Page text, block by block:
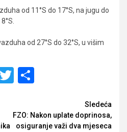
od 11°S do 17°S, na jugu do
od 27°S do 32°S, u višim
Twitter
Sledeća
FZO: Nakon uplate doprinosa,
osiguranje važi dva mjeseca